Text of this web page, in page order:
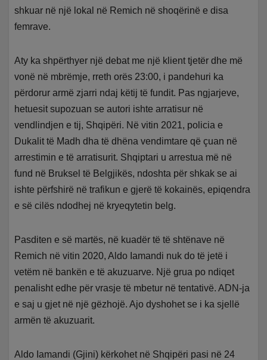
shkuar në një lokal në Remich në shoqërinë e disa
femrave.
Aty ka shpërthyer një debat me një klient tjetër dhe më
vonë në mbrëmje, rreth orës 23:00, i pandehuri ka
përdorur armë zjarri ndaj këtij të fundit. Pas ngjarjeve,
hetuesit supozuan se autori ishte arratisur në
vendlindjen e tij, Shqipëri. Në vitin 2021, policia e
Dukalit të Madh dha të dhëna vendimtare që çuan në
arrestimin e të arratisurit. Shqiptari u arrestua më në
fund në Bruksel të Belgjikës, ndoshta për shkak se ai
ishte përfshirë në trafikun e gjerë të kokainës, epiqendra
e së cilës ndodhej në kryeqytetin belg.
Pasditen e së martës, në kuadër të të shtënave në
Remich në vitin 2020, Aldo Iamandi nuk do të jetë i
vetëm në bankën e të akuzuarve. Një grua po ndiqet
penalisht edhe për vrasje të mbetur në tentativë. ADN-ja
e saj u gjet në një gëzhojë. Ajo dyshohet se i ka sjellë
armën të akuzuarit.
Aldo Iamandi (Gjini) kërkohet në Shqipëri pasi në 24